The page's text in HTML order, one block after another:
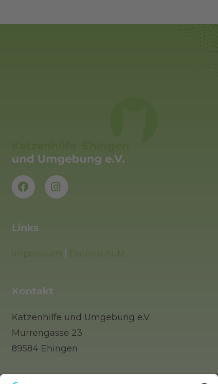
Links
Impressum Datenschutz
Kontakt
Katzenhilfe und Umgebung e.V.
Murrengasse 23
89584 Ehingen
Tel: 0 73 91 / 77 0 88 65 (Telefonisch erst